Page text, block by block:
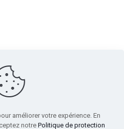
améliorer votre expérience. En
notre Politique de protection